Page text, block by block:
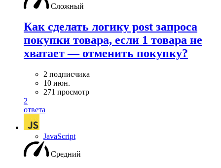
Сложный
Как сделать логику post запроса
покупки товара, если 1 товара не
хватает — отменить покупку?
2 подписчика
10 июн.
271 просмотр
2
ответа
JavaScript
Средний